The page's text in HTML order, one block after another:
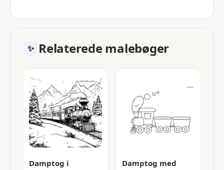
Relaterede malebøger
Damptog i
Damptog med